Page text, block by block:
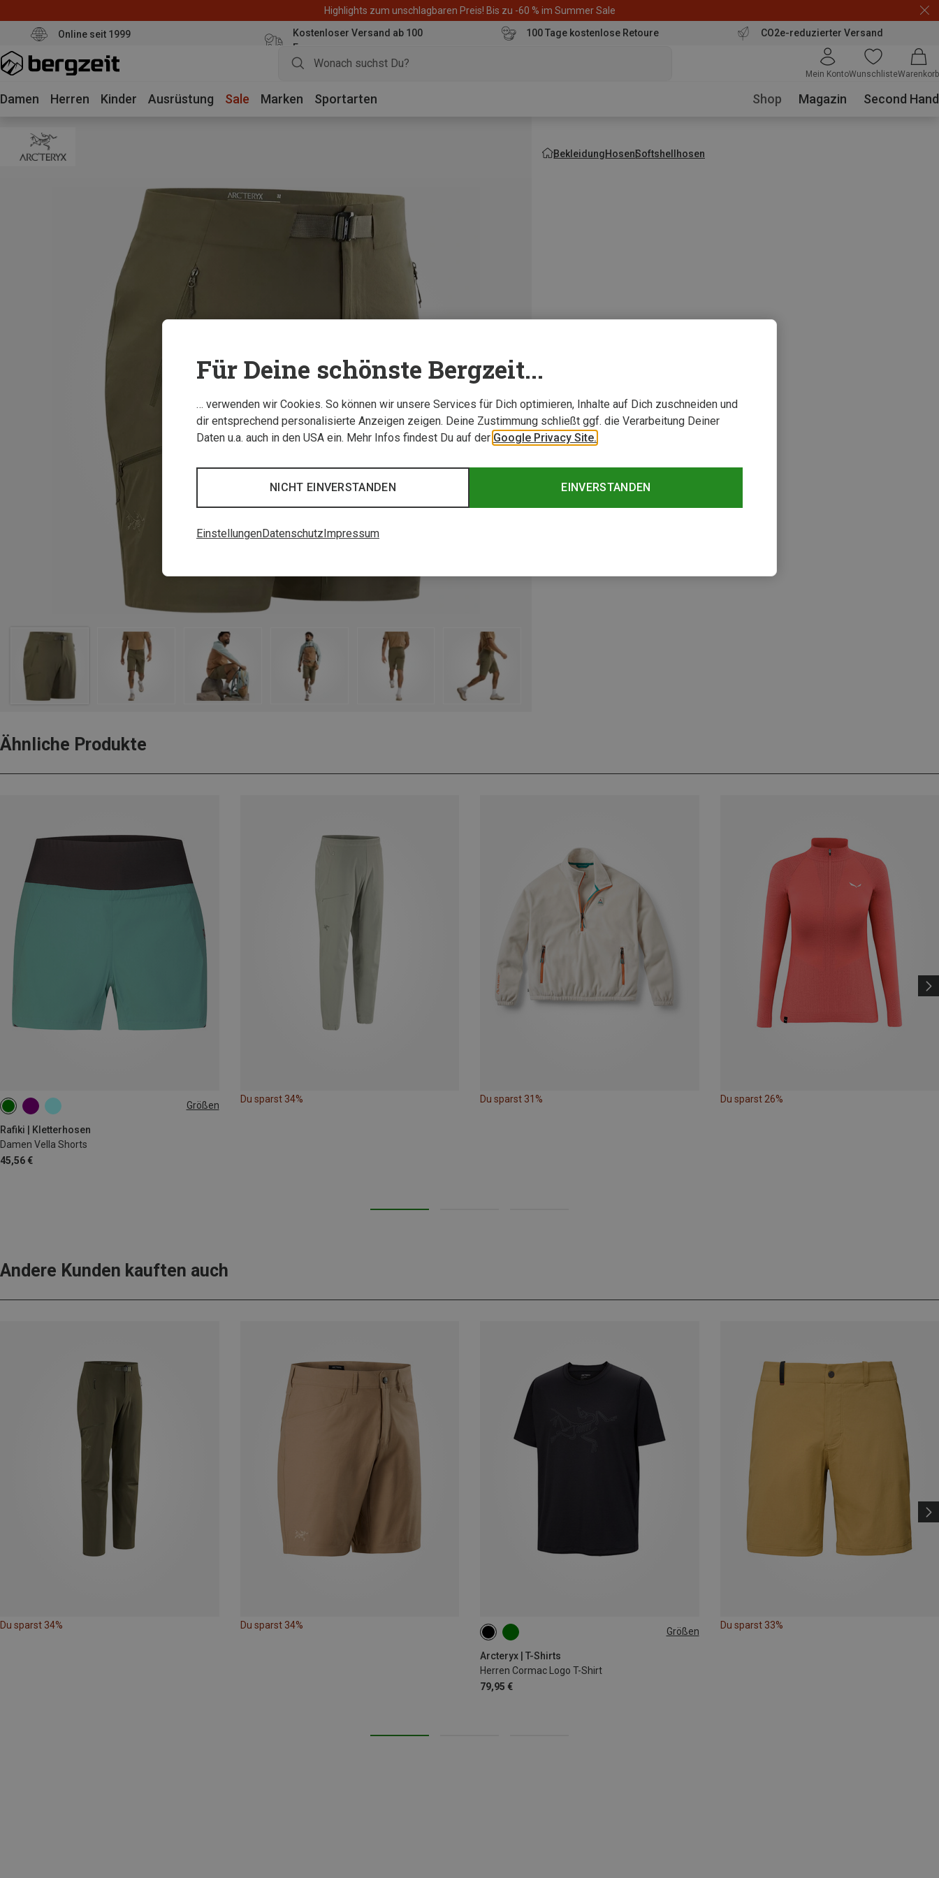
Highlights zum unschlagbaren Preis! Bis zu -60 % im Summer Sale
Online seit 1999
Kostenloser Versand ab 100
Euro
100 Tage kostenlose Retoure CO2e-reduzierter Versand
Mein KontoWunschlisteWarenkorb
Damen Herren Kinder Ausrüstung Sale Marken Sportarten Shop Magazin Second Hand
BekleidungHosenSoftshellhosen
Ähnliche Produkte
Größen
Rafiki | Kletterhosen
Damen Vella Shorts
45,56 €
XS S M
Du sparst 34% Du sparst 31% Du sparst 26%
Andere Kunden kauften auch
Du sparst 34% Du sparst 34%
Größen
Arcteryx | T-Shirts
Herren Cormac Logo T-Shirt
79,95 €
S
Du sparst 33%
Für Deine schönste Bergzeit...
… verwenden wir Cookies. So können wir unsere Services für Dich optimieren, Inhalte auf Dich zuschneiden und
dir entsprechend personalisierte Anzeigen zeigen. Deine Zustimmung schließt ggf. die Verarbeitung Deiner
Daten u.a. auch in den USA ein. Mehr Infos findest Du auf der Google Privacy Site.
EINVERSTANDEN
NICHT EINVERSTANDEN
EinstellungenDatenschutz Impressum